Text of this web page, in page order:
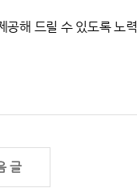
공해 드릴 수 있도록 노
글